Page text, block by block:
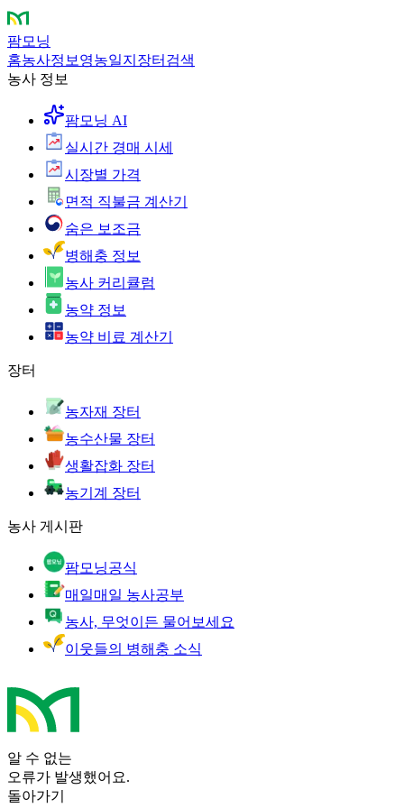
팜모닝
홈농사정보 영농일지 장터 검색
농사 정보
팜모닝 AI
실시간 경매 시세
시장별 가격
면적 직불금 계산기
숨은 보조금
병해충 정보
농사 커리큘럼
농약 정보
농약 비료 계산기
장터
농자재 장터
농수산물 장터
생활잡화 장터
농기계 장터
농사 게시판
팜모닝공식
매일매일 농사공부
농사, 무엇이든 물어보세요
이웃들의 병해충 소식
알 수 없는
오류가 발생했어요.
돌아가기